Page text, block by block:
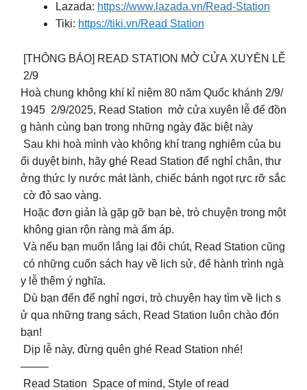
Lazada: https://www.lazada.vn/Read-Station
Tiki: https://tiki.vn/Read Station
[THÔNG BÁO] READ STATION MỞ CỬA XUYÊN LỄ
2/9
Hoà chung không khí kỉ niệm 80 năm Quốc khánh 2/9/
1945 2/9/2025, Read Station mở cửa xuyên lễ để đồn
g hành cùng bạn trong những ngày đặc biệt này
Sau khi hoà mình vào không khí trang nghiêm của bu
ổi duyệt binh, hãy ghé Read Station để nghỉ chân, thư
ởng thức ly nước mát lành, chiếc bánh ngọt rực rỡ sắc
cờ đỏ sao vàng.
Hoặc đơn giản là gặp gỡ bạn bè, trò chuyện trong một
không gian rộn ràng mà ấm áp.
Và nếu bạn muốn lắng lại đôi chút, Read Station cũng
có những cuốn sách hay về lịch sử, để hành trình ngà
y lễ thêm ý nghĩa.
Dù bạn đến để nghỉ ngơi, trò chuyện hay tìm về lịch s
ử qua những trang sách, Read Station luôn chào đón
bạn!
Dịp lễ này, đừng quên ghé Read Station nhé!
——–
Read Station Space of mind, Style of read